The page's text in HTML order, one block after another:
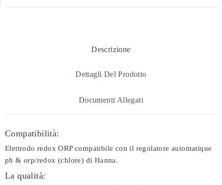
Descrizione
Dettagli Del Prodotto
Documenti Allegati
Compatibilità:
Elettrodo redox ORP compatibile con il regolatore automatique
ph & orp/redox (chlore) di Hanna.
La qualità: